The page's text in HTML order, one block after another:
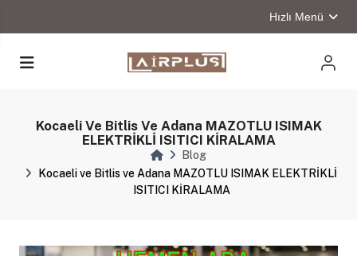
Hızlı Menü
Kocaeli Ve Bitlis Ve Adana MAZOTLU ISIMAK
ELEKTRİKLİ ISITICI KİRALAMA
Blog
Kocaeli ve Bitlis ve Adana MAZOTLU ISIMAK ELEKTRİKLİ
ISITICI KİRALAMA